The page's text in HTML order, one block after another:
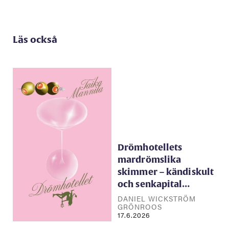
Läs också
Drömhotellets
mardrömslika
skimmer – kändiskult
och senkapital…
DANIEL WICKSTRÖM
GRÖNROOS
17.6.2026